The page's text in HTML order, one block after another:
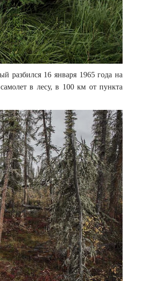
разбился 16 января 1965 года на
в лесу, в 100 км от пункта